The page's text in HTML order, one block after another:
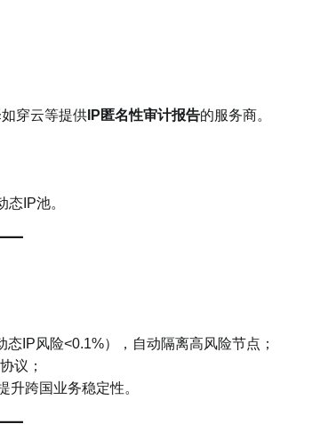
穿云等提供​ ​IP匿名性审计报告​​的服务商。
IP池。
IP风险<0.1%），自动隔离高风险节点；
议；
升跨国业务稳定性。